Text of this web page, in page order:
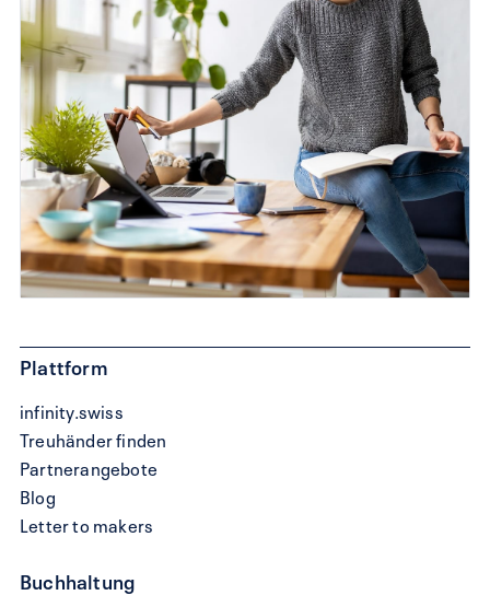
Plattform
infinity.swiss
Treuhänder finden
Partnerangebote
Blog
Letter to makers
Buchhaltung